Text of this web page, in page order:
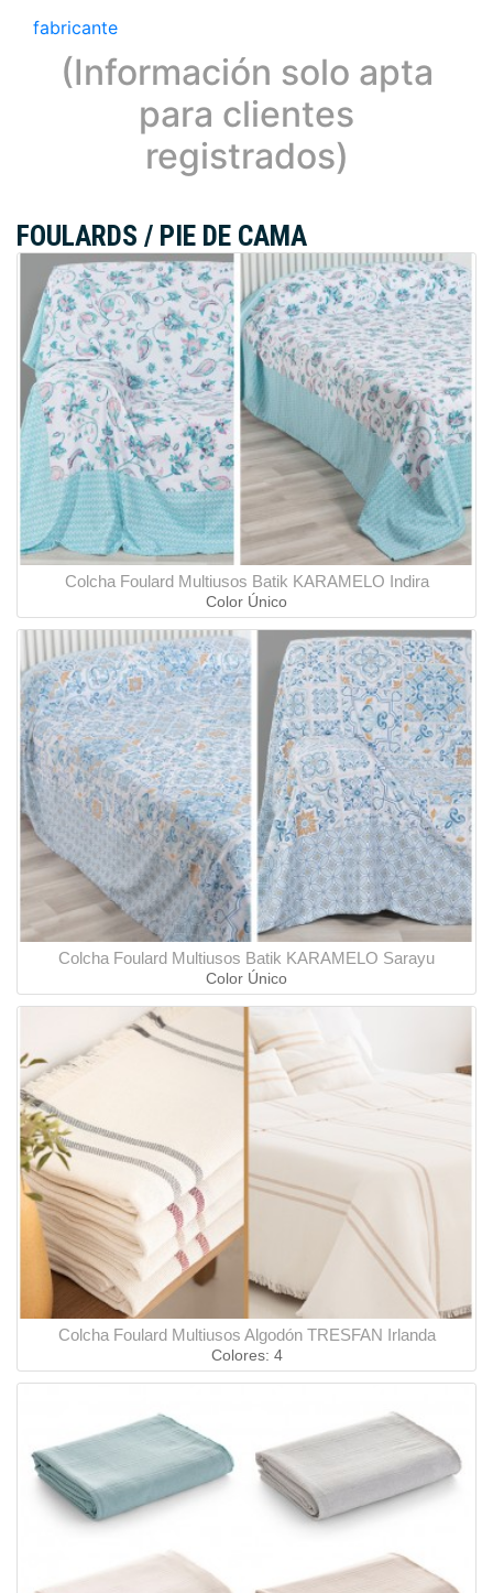
fabricante
(Información solo apta
para clientes
registrados)
FOULARDS / PIE DE CAMA
Colcha Foulard Multiusos Batik KARAMELO Indira
Color Único
Colcha Foulard Multiusos Batik KARAMELO Sarayu
Color Único
Colcha Foulard Multiusos Algodón TRESFAN Irlanda
Colores: 4